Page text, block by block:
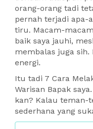
orang-orang tadi
pernah terjadi apa-
tiru. Macam-
baik saya jauhi,
membalas juga sih.
energi.
Itu tadi 7 Cara
Warisan Bapak
kan? Kalau teman-
sederhana yang